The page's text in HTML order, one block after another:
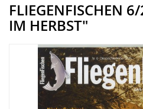
zum
Inhalt
Zum
Ende
der
Bildergalerie
springen
FLIEGENFISCHEN
IM HERBST"